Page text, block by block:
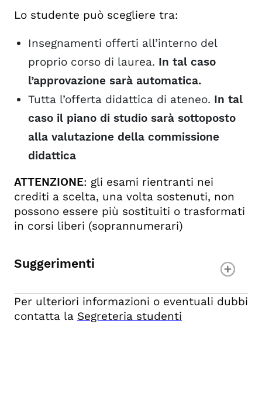
Lo studente può scegliere tra:
Insegnamenti offerti all’interno del
proprio corso di laurea. In tal caso
l’approvazione sarà automatica.
Tutta l’offerta didattica di ateneo. In tal
caso il piano di studio sarà sottoposto
alla valutazione della commissione
didattica
ATTENZIONE: gli esami rientranti nei
crediti a scelta, una volta sostenuti, non
possono essere più sostituiti o trasformati
in corsi liberi (soprannumerari)
Suggerimenti
Per ulteriori informazioni o eventuali dubbi
contatta la Segreteria studenti